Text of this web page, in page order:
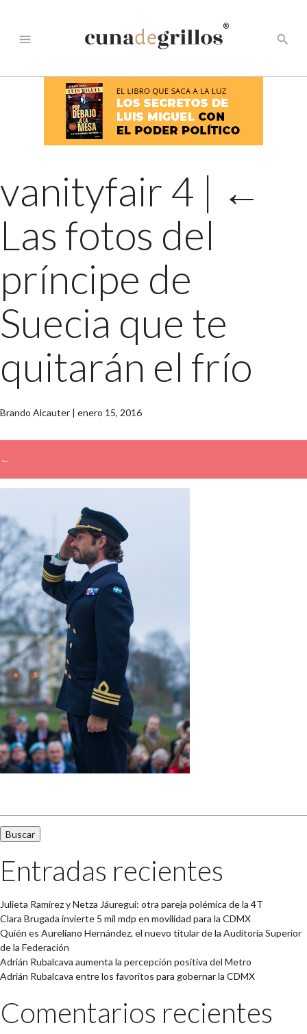
menu
®
search
vanityfair 4 | ←
Las fotos del
príncipe de
Suecia que te
quitarán el frío
Brando Alcauter | enero 15, 2016
←
Entradas recientes
Julieta Ramírez y Netza Jáuregui: otra pareja polémica de la 4T
Clara Brugada invierte 5 mil mdp en movilidad para la CDMX
Quién es Aureliano Hernández, el nuevo titular de la Auditoría Superior
de la Federación
Adrián Rubalcava aumenta la percepción positiva del Metro
Adrián Rubalcava entre los favoritos para gobernar la CDMX
Comentarios recientes